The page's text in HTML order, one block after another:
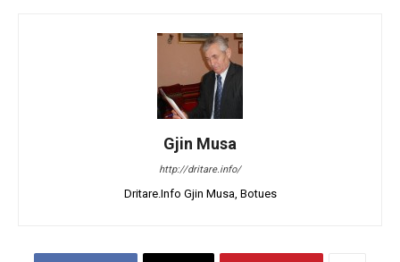
Gjin Musa
http://dritare.info/
Dritare.Info Gjin Musa, Botues